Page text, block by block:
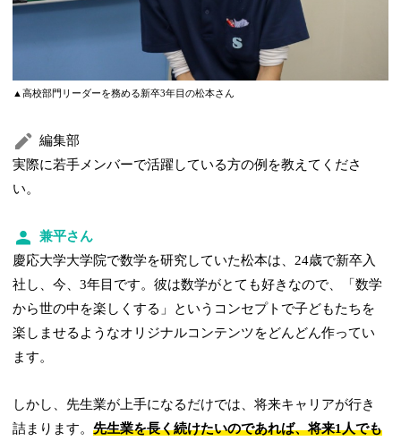
▲高校部門リーダーを務める新卒3年目の松本さん
編集部
実際に若手メンバーで活躍している方の例を教えてくださ
い。
兼平さん
慶応大学大学院で数学を研究していた松本は、24歳で新卒入
社し、今、3年目です。彼は数学がとても好きなので、「数学
から世の中を楽しくする」というコンセプトで子どもたちを
楽しませるようなオリジナルコンテンツをどんどん作ってい
ます。
しかし、先生業が上手になるだけでは、将来キャリアが行き
詰まります。先生業を長く続けたいのであれば、将来1人でも